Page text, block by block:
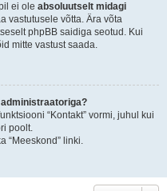
ei ole absoluutselt midagi
vastutusele võtta. Ära võta
phpBB saidiga seotud. Kui
mitte vastust saada.
“Kontakt” vormi, juhul kui
poolt.
“Meeskond” linki.